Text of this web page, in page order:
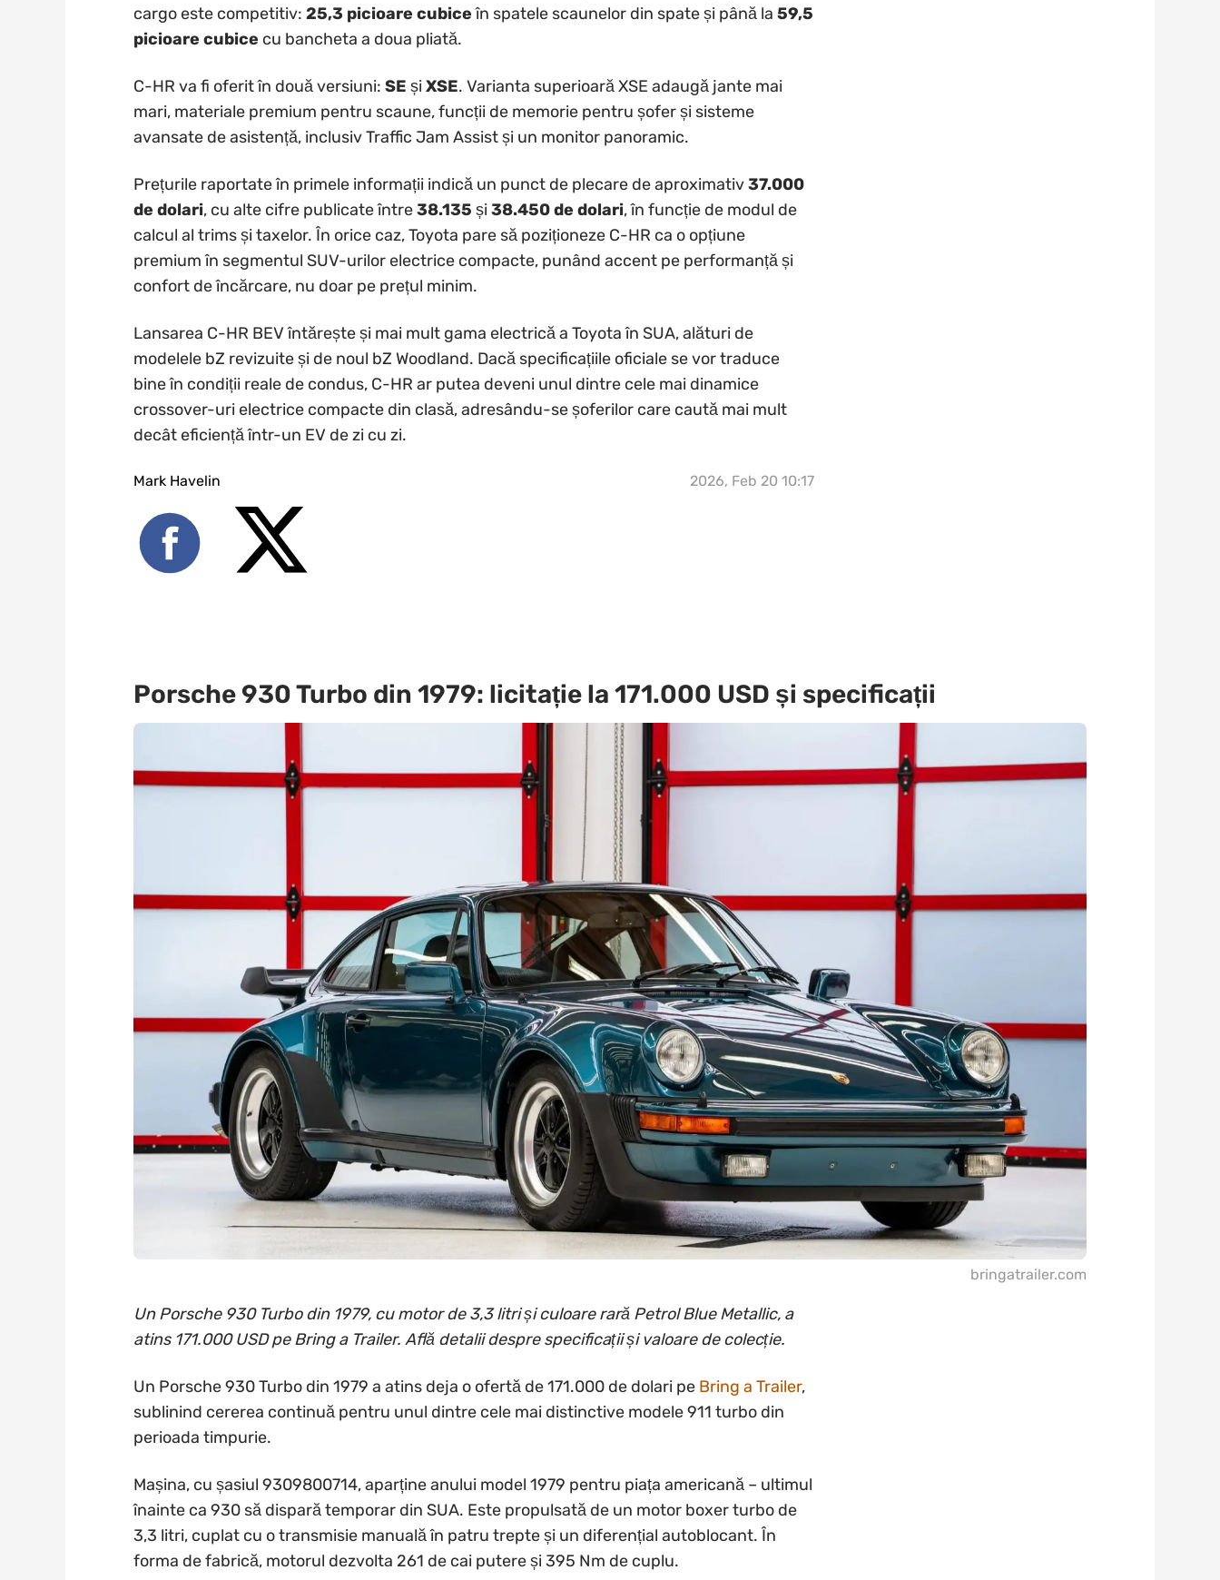
cargo este competitiv: 25,3 picioare cubiceîn spatele scaunelor din spate și până la 59,5
picioare cubice cu bancheta a doua pliată.
C-HR va fi oferit în două versiuni: SE șiXSE. Varianta superioară XSE adaugă jante mai
mari, materiale premium pentru scaune, funcții de memorie pentru șofer și sisteme
avansate de asistență, inclusiv Traffic Jam Assist și un monitor panoramic.
Prețurile raportate în primele informații indică un punct de plecare de aproximativ37.000
de dolari, cu alte cifre publicate între38.135 și38.450 de dolari, în funcție de modul de
calcul al trims și taxelor. În orice caz, Toyota pare să poziționeze C-HR ca o opțiune
premium în segmentul SUV-urilor electrice compacte, punând accent pe performanță și
confort de încărcare, nu doar pe prețul minim.
Lansarea C-HR BEV întărește și mai mult gama electrică a Toyota în SUA, alături de
modelele bZ revizuite și de noul bZ Woodland. Dacă specificațiile oficiale se vor traduce
bine în condiții reale de condus, C-HR ar putea deveni unul dintre cele mai dinamice
crossover-uri electrice compacte din clasă, adresându-se șoferilor care caută mai mult
decât eficiență într-un EV de zi cu zi.
Mark Havelin 2026, Feb 20 10:17
Porsche 930 Turbo din 1979: licitație la 171.000 USD și specificații
bringatrailer.com
Un Porsche 930 Turbo din 1979, cu motor de 3,3 litri și culoare rară Petrol Blue Metallic, a
atins 171.000 USD pe Bring a Trailer. Află detalii despre specificații și valoare de colecție.
Un Porsche 930 Turbo din 1979 a atins deja o ofertă de 171.000 de dolari pe Bring a Trailer,
sublinind cererea continuă pentru unul dintre cele mai distinctive modele 911 turbo din
perioada timpurie.
Mașina, cu șasiul 9309800714, aparține anului model 1979 pentru piața americană – ultimul
înainte ca 930 să dispară temporar din SUA. Este propulsată de un motor boxer turbo de
3,3 litri, cuplat cu o transmisie manuală în patru trepte și un diferențial autoblocant. În
forma de fabrică, motorul dezvolta 261 de cai putere și 395 Nm de cuplu.